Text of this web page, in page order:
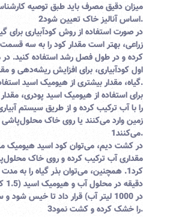
میزان دقیق مصرف باید طبق توصیه
اساس آنالیز خاک تعیین شود2
.
در صورت استفاده از روش کودآبیاری برای
زراعی، بهتر است مقدار کود را به سه
کرده و در طول فصل رشد استفاده کنید. در
اول کودآبیاری، برای افزایش ریشه‌دهی و
گیاه، مقدار بیشتری از هیومیک اسید.
برای استفاده از هیومیک اسید پودری،
را با آب ترکیب کرده و از طریق سیستم
زمین وارد می‌کنند یا روی خاک محلول‌پاشی
می‌کنند1
.
در کشت دیم، می‌توان کود اسید هیومیک
مقداری آب ترکیب کرده و روی خاک
کرد1
در 1000 لیتر آب) قرار داد تا خیس
را خشک کرده و کشت نمود3 .